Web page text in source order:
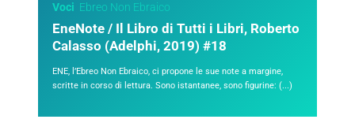
Voci Ebreo Non Ebraico
EneNote / Il Libro di Tutti i Libri, Roberto
Calasso (Adelphi, 2019) #18
ENE, l’Ebreo Non Ebraico, ci propone le sue note a margine,
scritte in corso di lettura. Sono istantanee, sono figurine: (...)